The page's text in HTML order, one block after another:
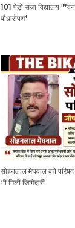
101 पेड़ो सजा विद्यालय
पौधारोपण*
सोहनलाल मेघवाल बने
भी मिली जिम्मेदारी